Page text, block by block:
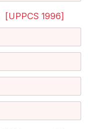
[UPPCS 1996]